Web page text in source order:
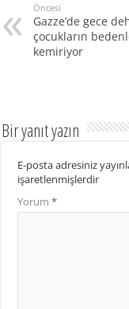
Öncesi
Gazze’de gece
çocukların
kemiriyor
Bir yanıt yazın
E-posta adresiniz
işaretlenmişlerdir
Yorum*